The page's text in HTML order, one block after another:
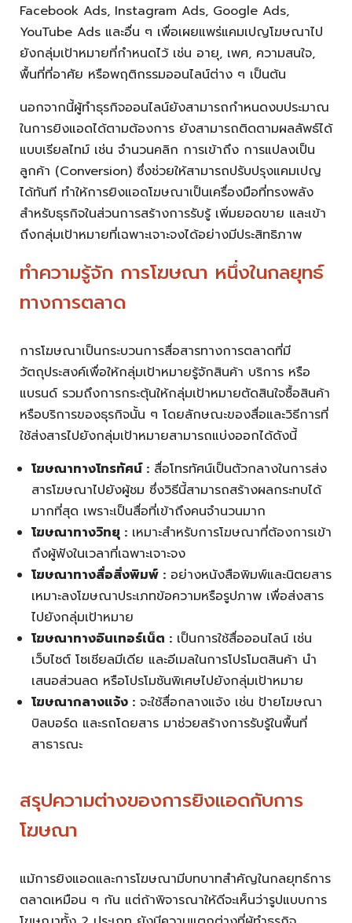
Facebook Ads, Instagram Ads, Google Ads,
YouTube Ads และอื่น ๆ เพื่อเผยแพร่แคมเปญโฆษณาไป
ยังกลุ่มเป้าหมายที่กำหนดไว้ เช่น อายุ, เพศ, ความสนใจ,
พื้นที่ที่อาศัย หรือพฤติกรรมออนไลน์ต่าง ๆ เป็นต้น
นอกจากนี้ผู้ทำธุรกิจออนไลน์ยังสามารถกำหนดงบประมาณ
ในการยิงแอดได้ตามต้องการ ยังสามารถติดตามผลลัพธ์ได้
แบบเรียลไทม์ เช่น จำนวนคลิก การเข้าถึง การแปลงเป็น
ลูกค้า (Conversion) ซึ่งช่วยให้สามารถปรับปรุงแคมเปญ
ได้ทันที ทำให้การยิงแอดโฆษณาเป็นเครื่องมือที่ทรงพลัง
สำหรับธุรกิจในส่วนการสร้างการรับรู้ เพิ่มยอดขาย และเข้า
ถึงกลุ่มเป้าหมายที่เฉพาะเจาะจงได้อย่างมีประสิทธิภาพ
ทำความรู้จัก การโฆษณา หนึ่งในกลยุทธ์
ทางการตลาด
การโฆษณาเป็นกระบวนการสื่อสารทางการตลาดที่มี
วัตถุประสงค์เพื่อให้กลุ่มเป้าหมายรู้จักสินค้า บริการ หรือ
แบรนด์ รวมถึงการกระตุ้นให้กลุ่มเป้าหมายตัดสินใจซื้อสินค้า
หรือบริการของธุรกิจนั้น ๆ โดยลักษณะของสื่อและวิธีการที่
ใช้ส่งสารไปยังกลุ่มเป้าหมายสามารถแบ่งออกได้ดังนี้
โฆษณาทางโทรทัศน์ : สื่อโทรทัศน์เป็นตัวกลางในการส่ง
สารโฆษณาไปยังผู้ชม ซึ่งวิธีนี้สามารถสร้างผลกระทบได้
มากที่สุด เพราะเป็นสื่อที่เข้าถึงคนจำนวนมาก
โฆษณาทางวิทยุ : เหมาะสำหรับการโฆษณาที่ต้องการเข้า
ถึงผู้ฟังในเวลาที่เฉพาะเจาะจง
โฆษณาทางสื่อสิ่งพิมพ์ : อย่างหนังสือพิมพ์และนิตยสาร
เหมาะลงโฆษณาประเภทข้อความหรือรูปภาพ เพื่อส่งสาร
ไปยังกลุ่มเป้าหมาย
โฆษณาทางอินเทอร์เน็ต : เป็นการใช้สื่อออนไลน์ เช่น
เว็บไซต์ โซเชียลมีเดีย และอีเมลในการโปรโมตสินค้า นำ
เสนอส่วนลด หรือโปรโมชันพิเศษไปยังกลุ่มเป้าหมาย
โฆษณากลางแจ้ง : จะใช้สื่อกลางแจ้ง เช่น ป้ายโฆษณา
บิลบอร์ด และรถโดยสาร มาช่วยสร้างการรับรู้ในพื้นที่
สาธารณะ
สรุปความต่างของการยิงแอดกับการ
โฆษณา
แม้การยิงแอดและการโฆษณามีบทบาทสำคัญในกลยุทธ์การ
ตลาดเหมือน ๆ กัน แต่ถ้าพิจารณาให้ดีจะเห็นว่ารูปแบบการ